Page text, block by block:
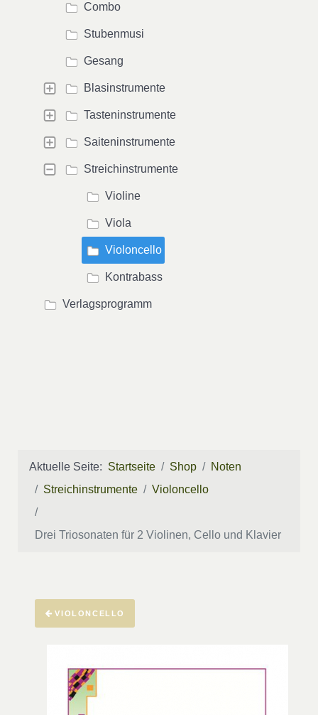
Combo
Stubenmusi
Gesang
Blasinstrumente
Tasteninstrumente
Saiteninstrumente
Streichinstrumente
Violine
Viola
Violoncello
Kontrabass
Verlagsprogramm
Aktuelle Seite: Startseite Shop
Noten
Streichinstrumente
Violoncello
Drei Triosonaten für 2 Violinen, Cello und Klavier
VIOLONCELLO